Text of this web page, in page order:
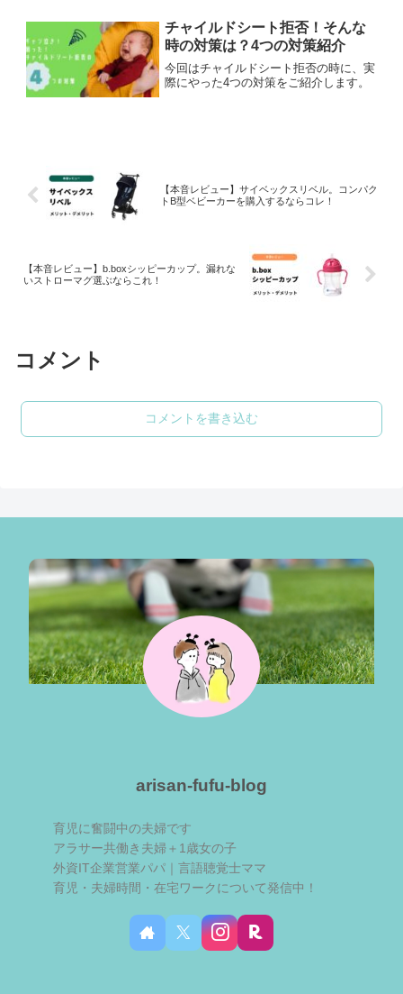
チャイルドシート拒否！そんな
時の対策は？4つの対策紹介
今回はチャイルドシート拒否の時に、実
際にやった4つの対策をご紹介します。
【本音レビュー】サイベックスリベル。コンパク
トB型ベビーカーを購入するならコレ！
【本音レビュー】b.boxシッピーカップ。漏れな
いストローマグ選ぶならこれ！
コメント
コメントを書き込む
arisan-fufu-blog
育児に奮闘中の夫婦です
アラサー共働き夫婦＋1歳女の子
外資IT企業営業パパ｜言語聴覚士ママ
育児・夫婦時間・在宅ワークについて発信中！